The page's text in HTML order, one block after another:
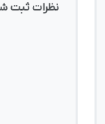
نظرات ثبت